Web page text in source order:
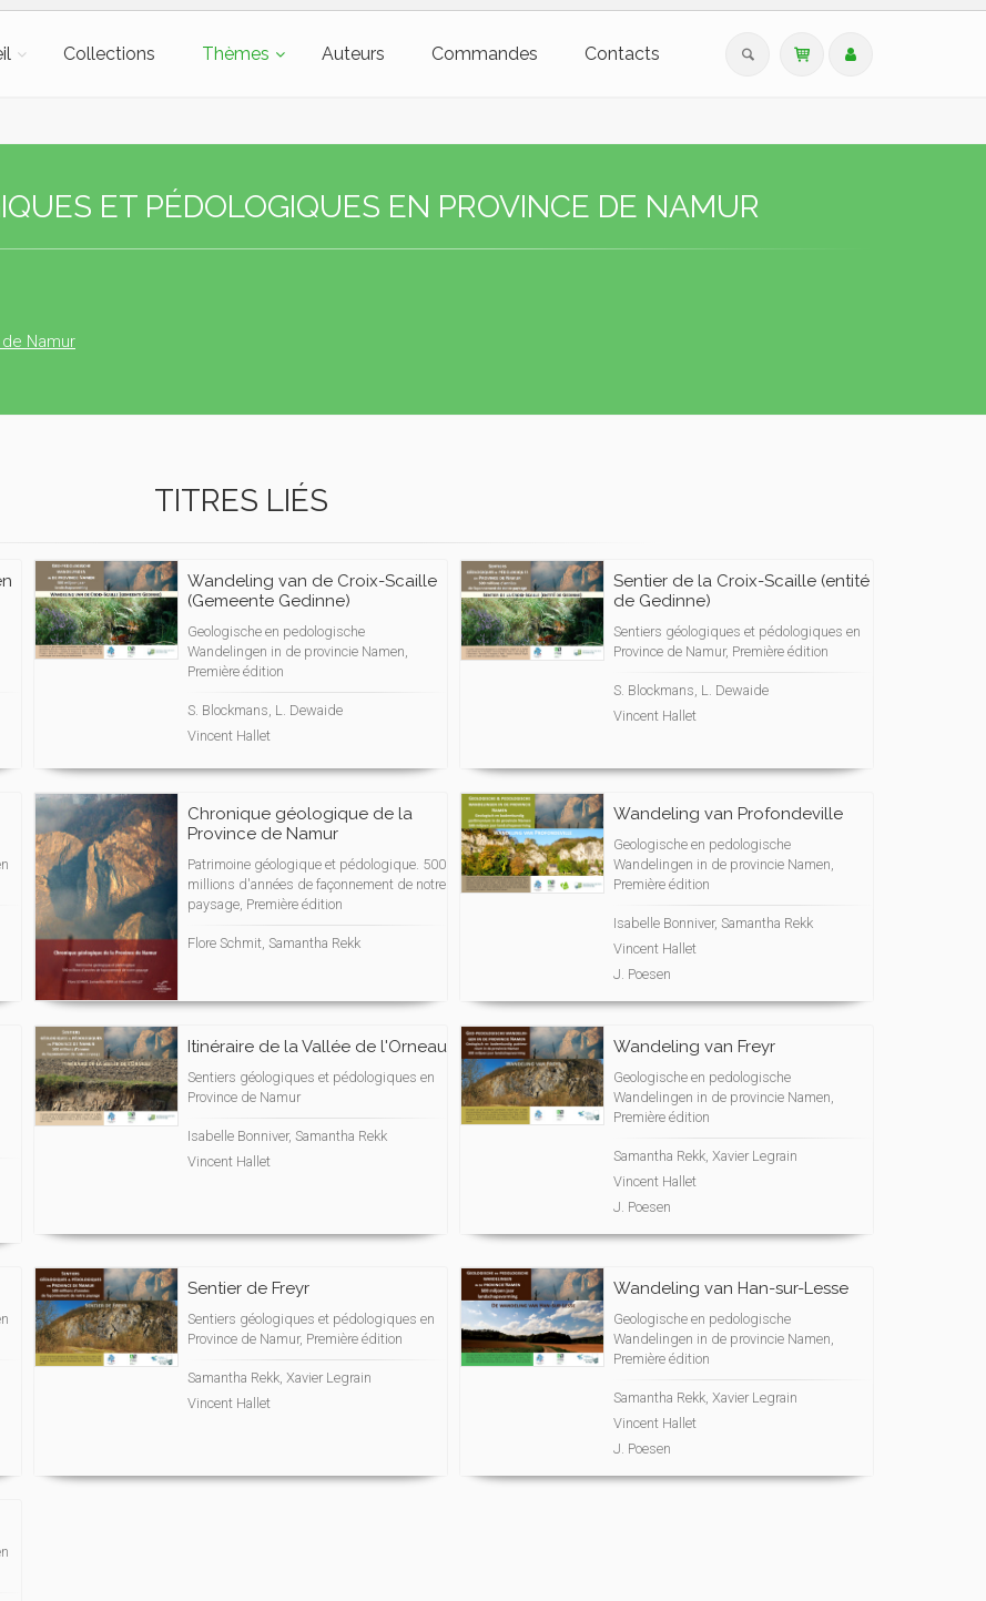
Collections Thèmes Auteurs Commandes Contacts
ET PÉDOLOGIQUES EN PROVINCE DE NAMUR
Namur
TITRES LIÉS
Wandeling van de Croix-Scaille
(Gemeente Gedinne)
Geologische en pedologische
Wandelingen in de provincie Namen,
Première édition
S. Blockmans, L. Dewaide
Vincent Hallet
Sentier de la Croix-Scaille (entité
de Gedinne)
Sentiers géologiques et pédologiques en
Province de Namur, Première édition
S. Blockmans, L. Dewaide
Vincent Hallet
Chronique géologique de la
Province de Namur
Patrimoine géologique et pédologique. 500
millions d'années de façonnement de notre
paysage, Première édition
Flore Schmit, Samantha Rekk
Wandeling van Profondeville
Geologische en pedologische
Wandelingen in de provincie Namen,
Première édition
Isabelle Bonniver, Samantha Rekk
Vincent Hallet
J. Poesen
Itinéraire de la Vallée de l'Orneau
Sentiers géologiques et pédologiques en
Province de Namur
Isabelle Bonniver, Samantha Rekk
Vincent Hallet
Wandeling van Freyr
Geologische en pedologische
Wandelingen in de provincie Namen,
Première édition
Samantha Rekk, Xavier Legrain
Vincent Hallet
J. Poesen
Sentier de Freyr
Sentiers géologiques et pédologiques en
Province de Namur, Première édition
Samantha Rekk, Xavier Legrain
Vincent Hallet
Wandeling van Han-sur-Lesse
Geologische en pedologische
Wandelingen in de provincie Namen,
Première édition
Samantha Rekk, Xavier Legrain
Vincent Hallet
J. Poesen